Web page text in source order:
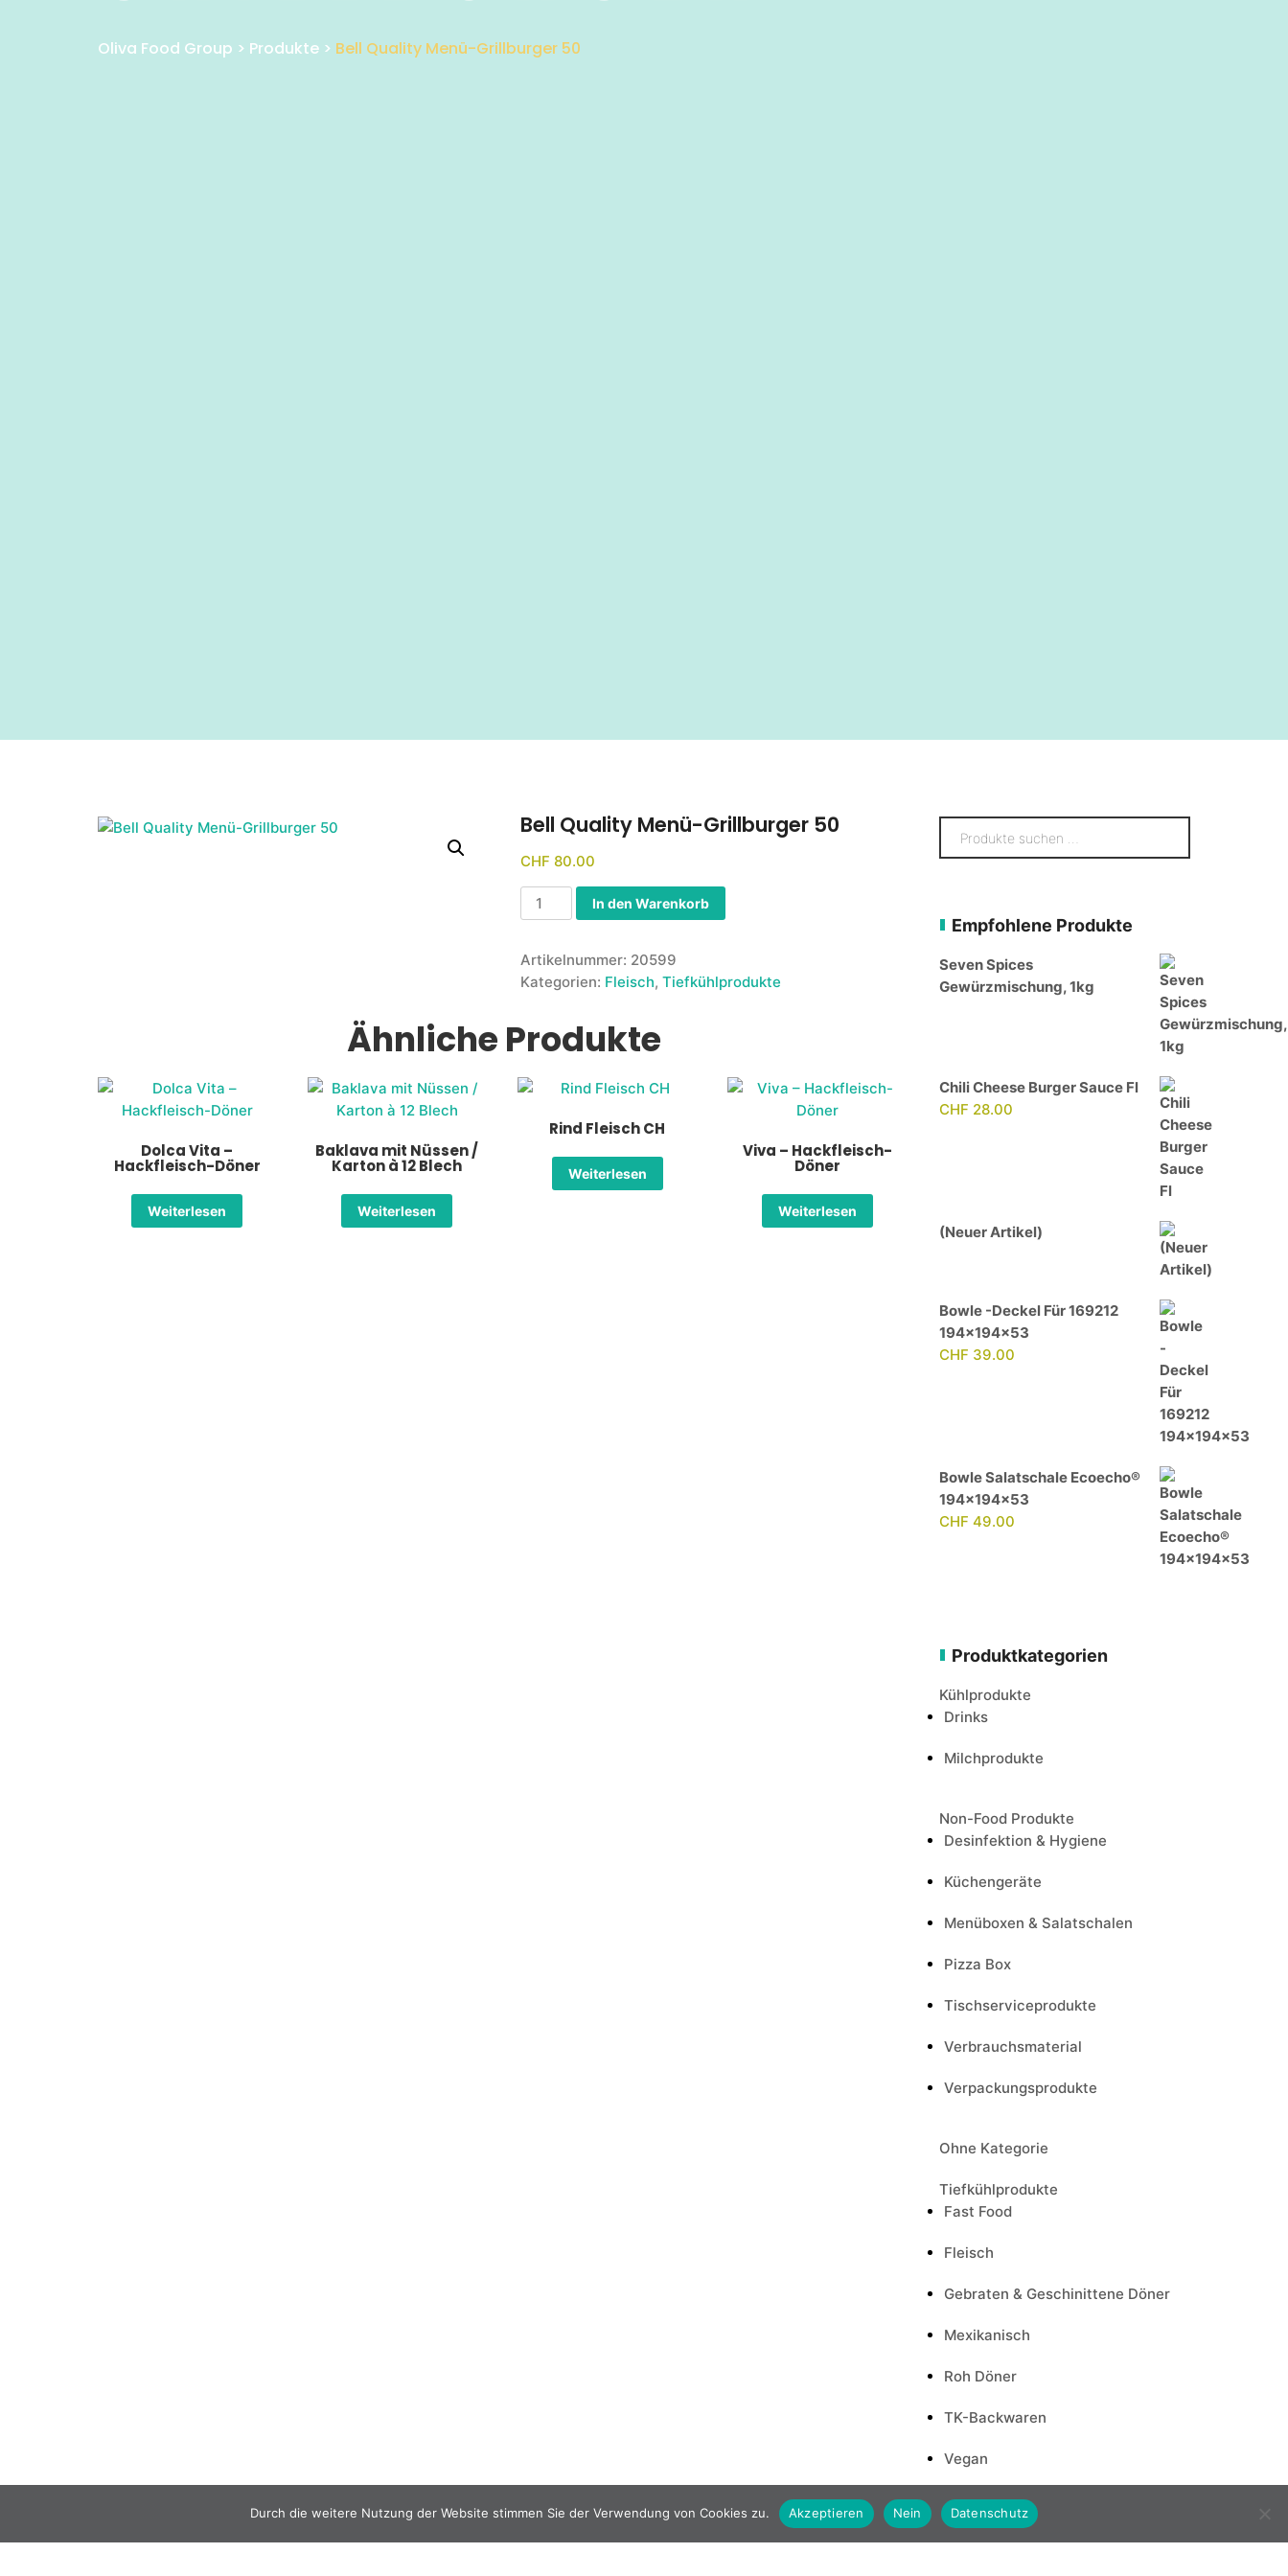
Oliva Food Group > Produkte > Bell Quality Menü-Grillburger 50
Bell Quality Menü-Grillburger 50
CHF 80.00
In den Warenkorb
Artikelnummer: 20599
Kategorien: Fleisch, Tiefkühlprodukte
Ähnliche Produkte
Dolca Vita –
Hackfleisch-Döner
Weiterlesen
Baklava mit Nüssen /
Karton à 12 Blech
Weiterlesen
Rind Fleisch CH
Weiterlesen
Viva – Hackfleisch-
Döner
Weiterlesen
Empfohlene Produkte
Seven Spices
Gewürzmischung, 1kg
Chili Cheese Burger Sauce Fl
CHF 28.00
(Neuer Artikel)
Bowle -Deckel Für 169212
194x194x53
CHF 39.00
Bowle Salatschale Ecoecho®
194x194x53
CHF 49.00
Produktkategorien
Kühlprodukte
Drinks
Milchprodukte
Non-Food Produkte
Desinfektion & Hygiene
Küchengeräte
Menüboxen & Salatschalen
Pizza Box
Tischserviceprodukte
Verbrauchsmaterial
Verpackungsprodukte
Ohne Kategorie
Tiefkühlprodukte
Fast Food
Fleisch
Gebraten & Geschinittene Döner
Mexikanisch
Roh Döner
TK-Backwaren
Vegan
Weitere TK-Produkte
Durch die weitere Nutzung der Website stimmen Sie der Verwendung von Cookies zu. Akzeptieren Nein Datenschutz